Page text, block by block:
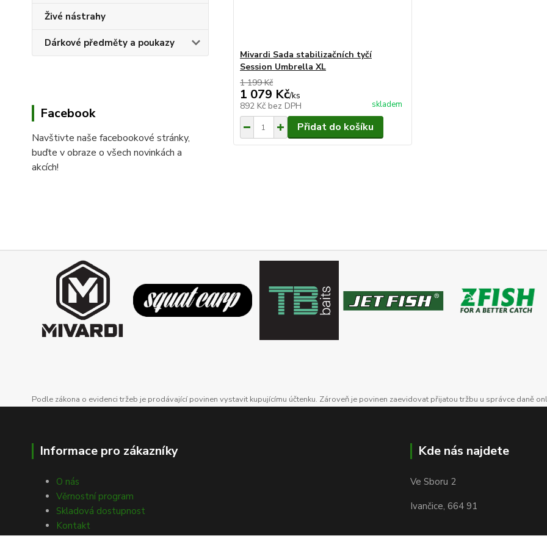
Živé nástrahy
Dárkové předměty a poukazy
Facebook
Navštivte naše facebookové stránky,
buďte v obraze o všech novinkách a
akcích!
Mivardi Sada stabilizačních tyčí
Session Umbrella XL
1 199 Kč
1 079 Kč/ks
892 Kč bez DPH skladem
Přidat do košíku
Podle zákona o evidenci tržeb je prodávající povinen vystavit kupujícímu účtenku. Zároveň je povinen zaevidovat přijatou tržbu u správce daně
Informace pro zákazníky
O nás
Věrnostní program
Skladová dostupnost
Kontakt
Kde nás najdete
Ve Sboru 2
Ivančice, 664 91